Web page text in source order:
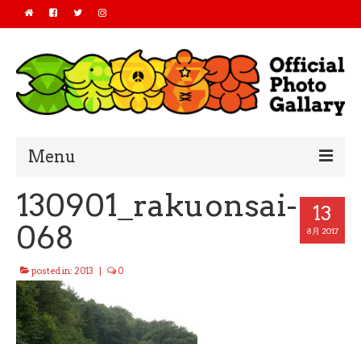
Menu
Home
2019
2018
2017
2016
13
8月 2017
130901_rakuonsai-
068
posted in: 2013 0